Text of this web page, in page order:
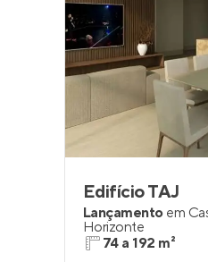
Edifício TAJ
Lançamento em
Horizonte
74 a 192 m²